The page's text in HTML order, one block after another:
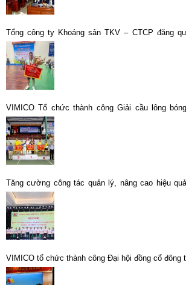
Tổng công ty Khoáng sản TKV – CTCP đăng
bóng chuyền phong trào TKV năm 2025
VIMICO Tổ chức thành công Giải cầu lông
2019
Tăng cường công tác quản lý, nâng cao hiệu
ngành kinh tế tổng hợp
VIMICO tổ chức thành công Đại hội đồng cổ đông